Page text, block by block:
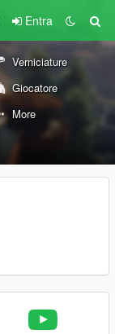
Entra
Verniciature
Giocatore
More